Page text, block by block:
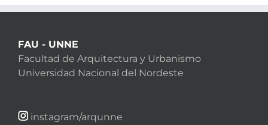
FAU - UNNE
Facultad de Arquitectura y Urbanismo
Universidad Nacional del Nordeste
instagram/arqunne